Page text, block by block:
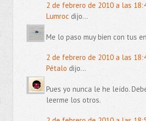
2 de febrero de 2010 a las
Lumrocdijo...
Me lo paso muy bien con tus
2 de febrero de 2010 a las
Pétalo dijo...
Pues yo nunca le he leído.
leerme los otros.